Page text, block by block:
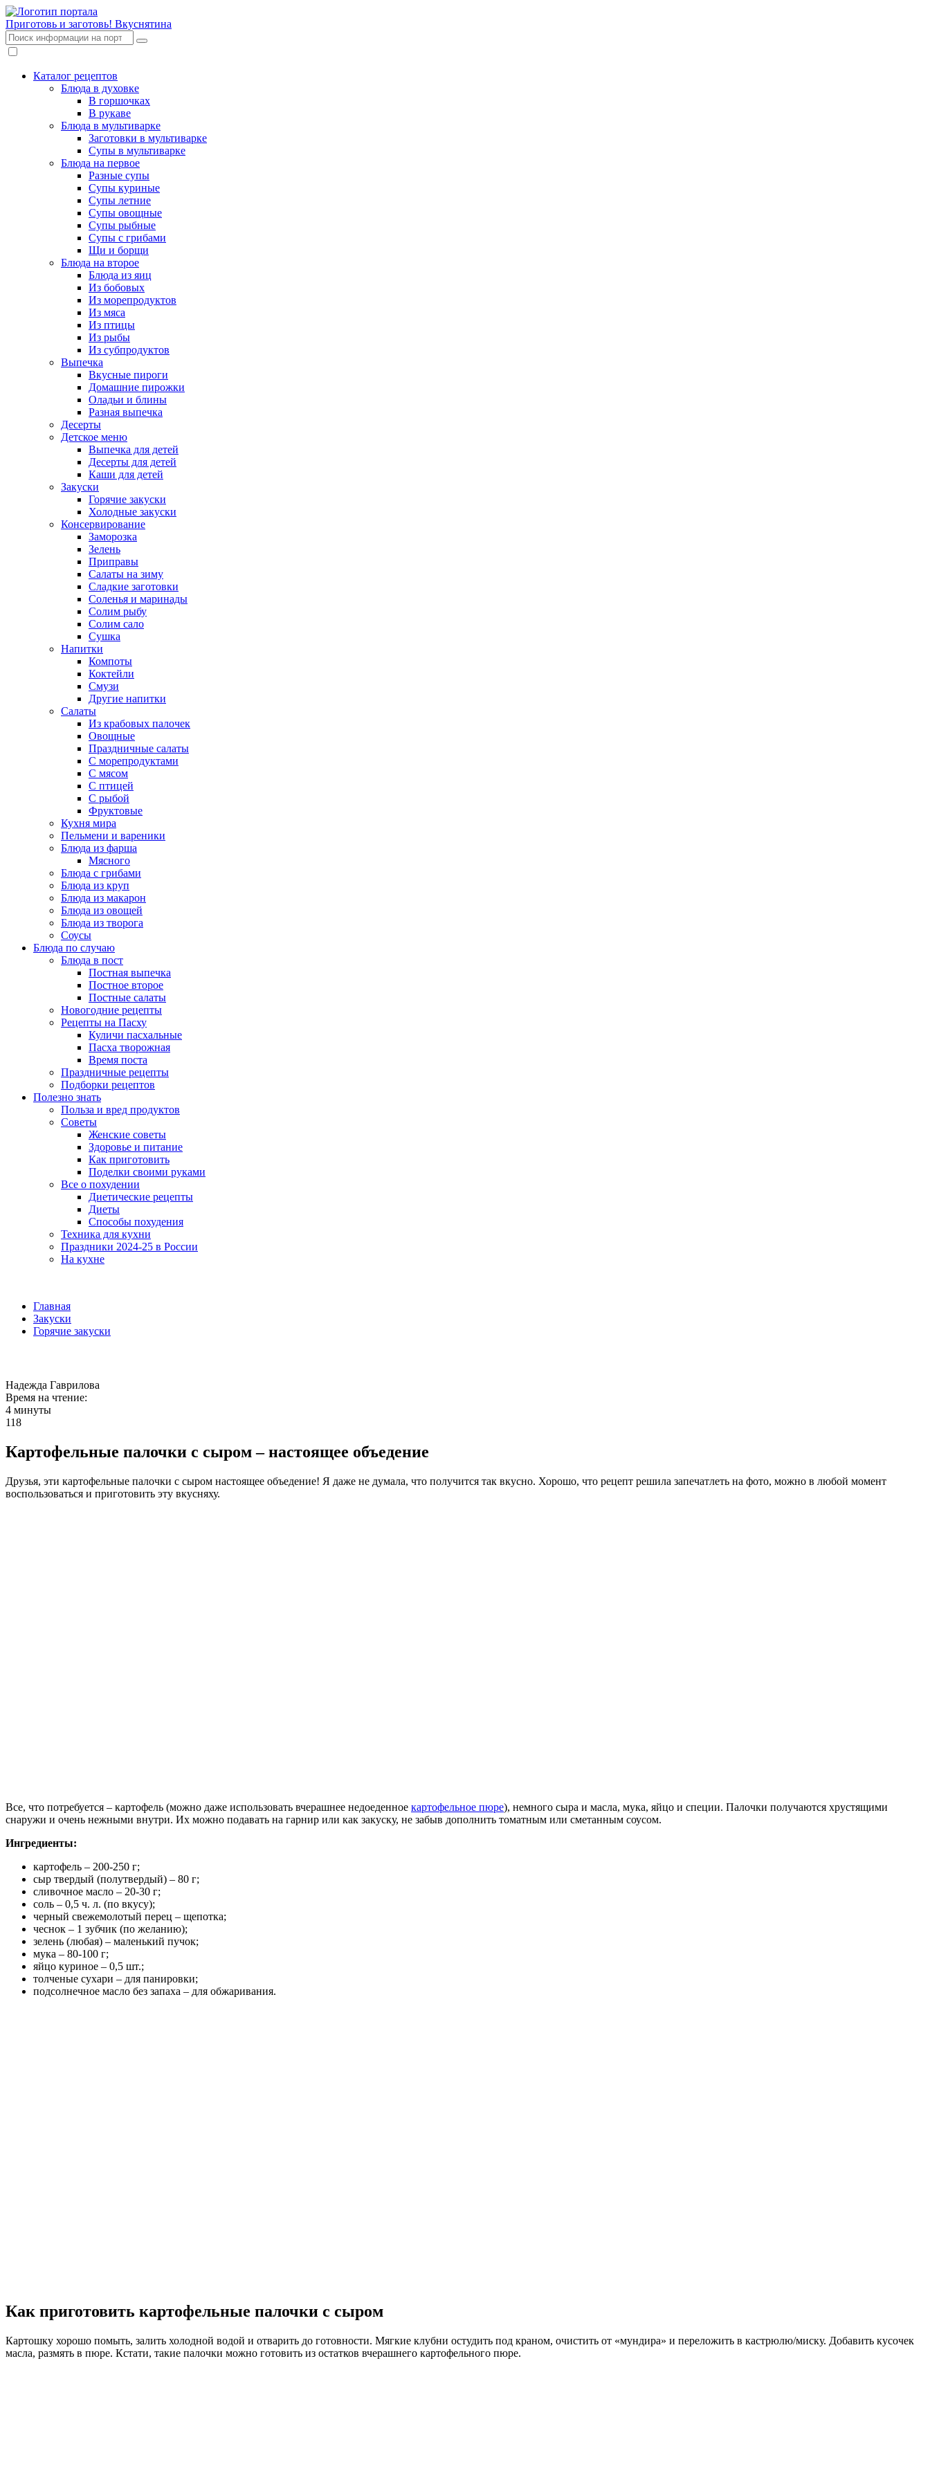
Приготовь и заготовь! Вкуснятина
Каталог рецептов
Блюда в духовке
В горшочках
В рукаве
Блюда в мультиварке
Заготовки в мультиварке
Супы в мультиварке
Блюда на первое
Разные супы
Супы куриные
Супы летние
Супы овощные
Супы рыбные
Супы с грибами
Щи и борщи
Блюда на второе
Блюда из яиц
Из бобовых
Из морепродуктов
Из мяса
Из птицы
Из рыбы
Из субпродуктов
Выпечка
Вкусные пироги
Домашние пирожки
Оладьи и блины
Разная выпечка
Десерты
Детское меню
Выпечка для детей
Десерты для детей
Каши для детей
Закуски
Горячие закуски
Холодные закуски
Консервирование
Заморозка
Зелень
Приправы
Салаты на зиму
Сладкие заготовки
Соленья и маринады
Солим рыбу
Солим сало
Сушка
Напитки
Компоты
Коктейли
Смузи
Другие напитки
Салаты
Из крабовых палочек
Овощные
Праздничные салаты
С морепродуктами
С мясом
С птицей
С рыбой
Фруктовые
Кухня мира
Пельмени и вареники
Блюда из фарша
Мясного
Блюда с грибами
Блюда из круп
Блюда из макарон
Блюда из овощей
Блюда из творога
Соусы
Блюда по случаю
Блюда в пост
Постная выпечка
Постное второе
Постные салаты
Новогодние рецепты
Рецепты на Пасху
Куличи пасхальные
Пасха творожная
Время поста
Праздничные рецепты
Подборки рецептов
Полезно знать
Польза и вред продуктов
Советы
Женские советы
Здоровье и питание
Как приготовить
Поделки своими руками
Все о похудении
Диетические рецепты
Диеты
Способы похудения
Техника для кухни
Праздники 2024-25 в России
На кухне
Главная
Закуски
Горячие закуски
Надежда Гаврилова
Время на чтение:
4 минуты
118
Картофельные палочки с сыром – настоящее объедение
Друзья, эти картофельные палочки с сыром настоящее объедение! Я даже не думала, что получится так вкусно. Хорошо, что рецепт решила запечатлеть на фото, можно в любой момент
воспользоваться и приготовить эту вкусняху.
Все, что потребуется – картофель (можно даже использовать вчерашнее недоеденное картофельное пюре), немного сыра и масла, мука, яйцо и специи. Палочки получаются хрустящими
снаружи и очень нежными внутри. Их можно подавать на гарнир или как закуску, не забыв дополнить томатным или сметанным соусом.
Ингредиенты:
картофель – 200-250 г;
сыр твердый (полутвердый) – 80 г;
сливочное масло – 20-30 г;
соль – 0,5 ч. л. (по вкусу);
черный свежемолотый перец – щепотка;
чеснок – 1 зубчик (по желанию);
зелень (любая) – маленький пучок;
мука – 80-100 г;
яйцо куриное – 0,5 шт.;
толченые сухари – для панировки;
подсолнечное масло без запаха – для обжаривания.
Как приготовить картофельные палочки с сыром
Картошку хорошо помыть, залить холодной водой и отварить до готовности. Мягкие клубни остудить под краном, очистить от «мундира» и переложить в кастрюлю/миску. Добавить кусочек
масла, размять в пюре. Кстати, такие палочки можно готовить из остатков вчерашнего картофельного пюре.